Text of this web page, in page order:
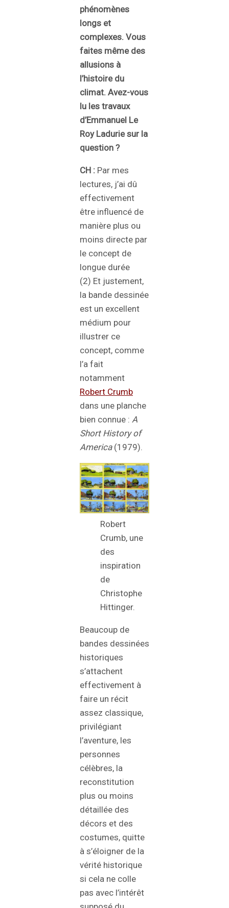
phénomènes
longs et
complexes. Vous
faites même des
allusions à
l’histoire du
climat. Avez-vous
lu les travaux
d’Emmanuel Le
Roy Ladurie sur la
question ?
CH : Par mes
lectures, j’ai dû
effectivement
être influencé de
manière plus ou
moins directe par
le concept de
longue durée
(2) Et justement,
la bande dessinée
est un excellent
médium pour
illustrer ce
concept, comme
l’a fait
notamment
Robert Crumb
dans une planche
bien connue : A
Short History of
America(1979).
Robert
Crumb, une
des
inspiration
de
Christophe
Hittinger.
Beaucoup de
bandes dessinées
historiques
s’attachent
effectivement à
faire un récit
assez classique,
privilégiant
l’aventure, les
personnes
célèbres, la
reconstitution
plus ou moins
détaillée des
décors et des
costumes, quitte
à s’éloigner de la
vérité historique
si cela ne colle
pas avec l’intérêt